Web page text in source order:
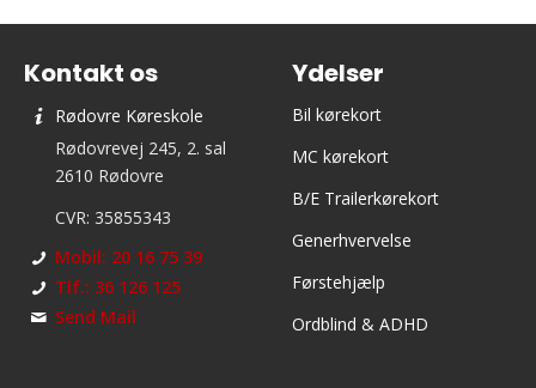
Kontakt os
Rødovre Køreskole
Rødovrevej 245, 2. sal
2610 Rødovre
CVR: 35855343
Mobil: 20 16 75 39
Tlf.: 36 126 125
Send Mail
Ydelser
Bil kørekort
MC kørekort
B/E Trailerkørekort
Generhvervelse
Førstehjælp
Ordblind & ADHD